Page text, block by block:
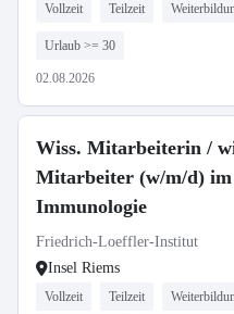
Vollzeit Teilzeit
Urlaub >= 30
02.08.2026
Wiss. Mitarbeiterin /
Mitarbeiter (w/m/d)
Immunologie
Friedrich-Loeffler-Institut
Insel Riems
Vollzeit Teilzeit